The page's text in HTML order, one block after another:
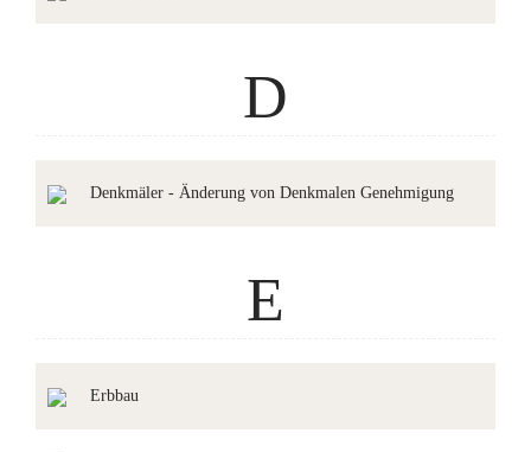
D
Denkmäler - Änderung von Denkmalen Genehmigung
E
Erbbau